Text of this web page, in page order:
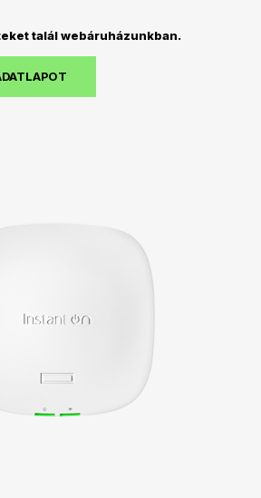
talál webáruházunkban.